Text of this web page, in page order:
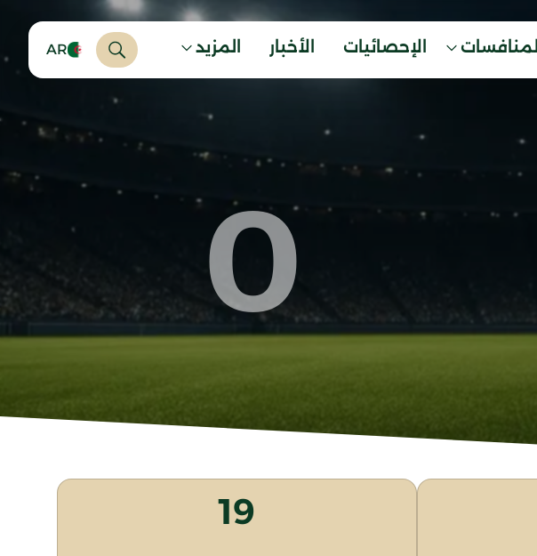
المنافسات الإحصائيات الأخبار المزيد AR
0
19